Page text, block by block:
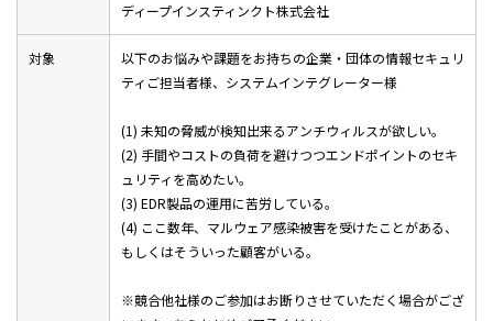
ディープインスティンクト株式会社
対象
以下のお悩みや課題をお持ちの企業・団体の情報セキュリ
ティご担当者様、システムインテグレーター様
(1) 未知の脅威が検知出来るアンチウィルスが欲しい。
(2) 手間やコストの負荷を避けつつエンドポイントのセキ
ュリティを高めたい。
(3) EDR製品の運用に苦労している。
(4) ここ数年、マルウェア感染被害を受けたことがある、
もしくはそういった顧客がいる。
※競合他社様のご参加はお断りさせていただく場合がござ